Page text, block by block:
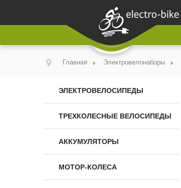
Главная Электровелонаборы
ЭЛЕКТРОВЕЛОСИПЕДЫ
ТРЕХКОЛЕСНЫЕ ВЕЛОСИПЕДЫ
АККУМУЛЯТОРЫ
МОТОР-КОЛЕСА